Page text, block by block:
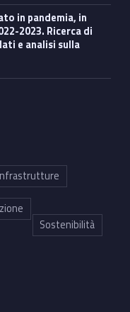
2023. Ricerca di
e analisi sulla
Sostenibilità